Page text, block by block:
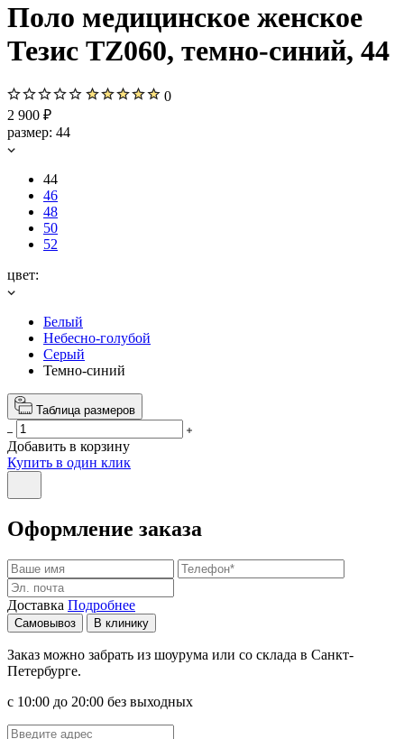
Поло медицинское женское
Тезис TZ060, темно-синий, 44
0
2 900 ₽
размер: 44
44
46
48
50
52
цвет:
Белый
Небесно-голубой
Серый
Темно-синий
Таблица размеров
Добавить в корзину
Купить в один клик
Оформление заказа
Доставка Подробнее
Самовывоз В клинику
Заказ можно забрать из шоурума или со склада в Санкт-
Петербурге.
с 10:00 до 20:00 без выходных